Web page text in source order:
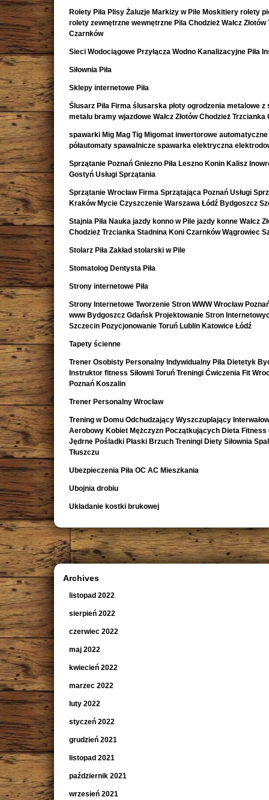
Rolety Piła Plisy Żaluzje Markizy w Pile Moskitiery rolety
rolety zewnętrzne wewnętrzne Pila Chodzież Wałcz Złotów
Czarnków
Sieci Wodociągowe Przyłącza Wodno Kanalizacyjne Piła
Siłownia Piła
Sklepy internetowe Piła
Ślusarz Piła Firma ślusarska płoty ogrodzenia metalowe z
metalu bramy wjazdowe Wałcz Złotów Chodzież Trzcianka
spawarki Mig Mag Tig Migomat inwertorowe automatyczne
półautomaty spawalnicze spawarka elektryczna
Sprzątanie Poznań Gniezno Piła Leszno Konin Kalisz
Gostyń Usługi Sprzątania
Sprzątanie Wrocław Firma Sprzątająca Poznań Usługi
Kraków Mycie Czyszczenie Warszawa Łódź Bydgoszcz
Stajnia Piła Nauka jazdy konno w Pile jazdy konne Wałcz
Chodzież Trzcianka Stadnina Koni Czarnków Wągrowiec
Stolarz Piła Zakład stolarski w Pile
Stomatolog Dentysta Piła
Strony internetowe Piła
Strony Internetowe Tworzenie Stron WWW Wrocław
www Bydgoszcz Gdańsk Projektowanie Stron
Szczecin Pozycjonowanie Toruń Lublin Katowice Łódź
Tapety ścienne
Trener Osobisty Personalny Indywidualny Piła Dietetyk
Instruktor fitness Siłowni Toruń Treningi Ćwiczenia Fit
Poznań Koszalin
Trener Personalny Wrocław
Trening w Domu Odchudzający Wyszczuplający
Aerobowy Kobiet Mężczyzn Początkujących Dieta Fitness
Jędrne Pośladki Płaski Brzuch Treningi Diety Siłownia
Tłuszczu
Ubezpieczenia Piła OC AC Mieszkania
Ubojnia drobiu
Układanie kostki brukowej
Archives
listopad 2022
sierpień 2022
czerwiec 2022
maj 2022
kwiecień 2022
marzec 2022
luty 2022
styczeń 2022
grudzień 2021
listopad 2021
październik 2021
wrzesień 2021